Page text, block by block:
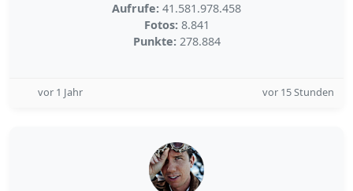
Aufrufe: 41.581.978.458
Fotos: 8.841
Punkte: 278.884
vor 1 Jahr vor 15 Stunden